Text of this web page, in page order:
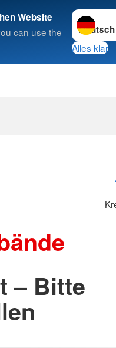
Website
can use the
Sprache
Alles klar
Suche
– Bitte